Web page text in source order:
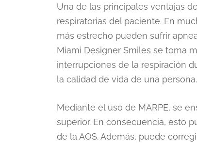
Una de las principales ventajas
respiratorias del paciente. En
más estrecho pueden sufrir
Miami Designer Smiles se toma
interrupciones de la respiración
la calidad de vida de una persona.
Mediante el uso de MARPE, se
superior. En consecuencia, esto
de la AOS. Además, puede